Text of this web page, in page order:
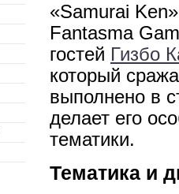
«Samurai
Fantasma
гостей Гизбо
который
выполнено в
делает его
тематики.
Тематика и